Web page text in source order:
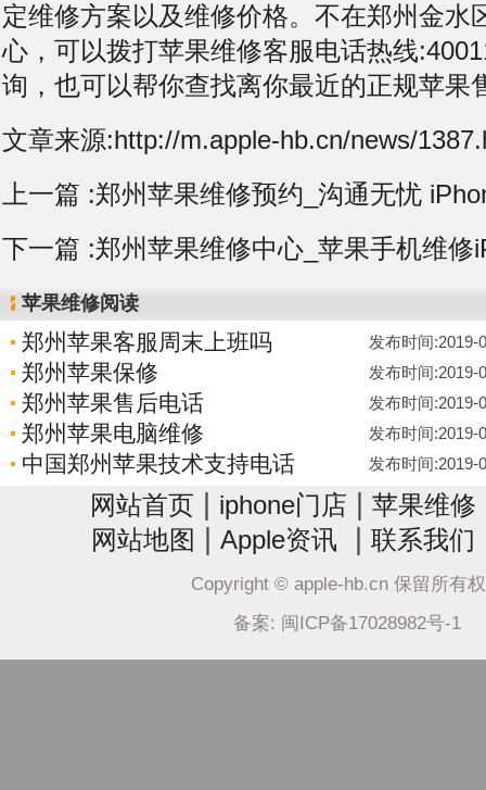
定维修方案以及维修价格。不在郑州金水
心，可以拨打苹果维修客服电话热线
询，也可以帮你查找离你最近的正规苹果
文章来源:http://m.apple-hb.cn/news/
上一篇 :郑州苹果维修预约_沟通无忧
下一篇 :郑州苹果维修中心_苹果手机维修
苹果维修阅读
郑州苹果客服周末上班吗 发布时间:2019-
郑州苹果保修 发布时间:2019-
郑州苹果售后电话 发布时间:2019-
郑州苹果电脑维修 发布时间:2019-
中国郑州苹果技术支持电话 发布时间:2019-
网站首页 iphone门店 苹果维修
网站地图 Apple资讯 联系我们
Copyright © apple-hb.cn 保留所有
备案: 闽ICP备17028982号-1